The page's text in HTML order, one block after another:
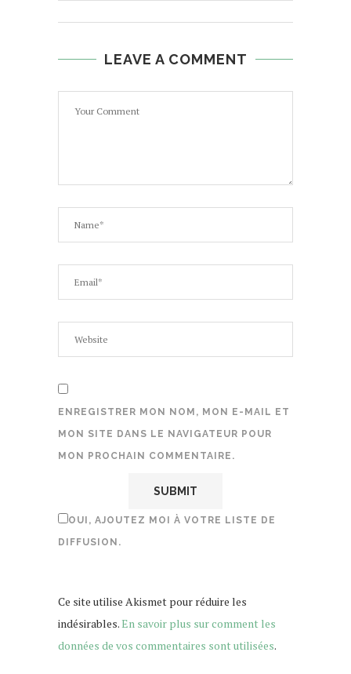
LEAVE A COMMENT
ENREGISTRER MON NOM, MON E-MAIL ET
MON SITE DANS LE NAVIGATEUR POUR
MON PROCHAIN COMMENTAIRE.
OUI, AJOUTEZ MOI À VOTRE LISTE DE
DIFFUSION.
Ce site utilise Akismet pour réduire les
indésirables.En savoir plus sur comment les
données de vos commentaires sont utilisées.